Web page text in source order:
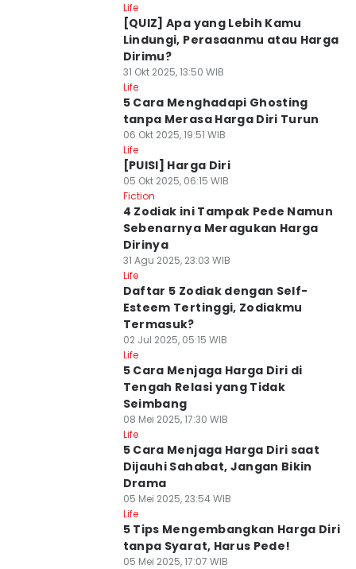
Life
[QUIZ] Apa yang Lebih Kamu
Lindungi, Perasaanmu atau Harga
Dirimu?
31 Okt 2025, 13:50 WIB
Life
5 Cara Menghadapi Ghosting
tanpa Merasa Harga Diri Turun
06 Okt 2025, 19:51 WIB
Life
[PUISI] Harga Diri
05 Okt 2025, 06:15 WIB
Fiction
4 Zodiak ini Tampak Pede Namun
Sebenarnya Meragukan Harga
Dirinya
31 Agu 2025, 23:03 WIB
Life
Daftar 5 Zodiak dengan Self-
Esteem Tertinggi, Zodiakmu
Termasuk?
02 Jul 2025, 05:15 WIB
Life
5 Cara Menjaga Harga Diri di
Tengah Relasi yang Tidak
Seimbang
08 Mei 2025, 17:30 WIB
Life
5 Cara Menjaga Harga Diri saat
Dijauhi Sahabat, Jangan Bikin
Drama
05 Mei 2025, 23:54 WIB
Life
5 Tips Mengembangkan Harga Diri
tanpa Syarat, Harus Pede!
05 Mei 2025, 17:07 WIB